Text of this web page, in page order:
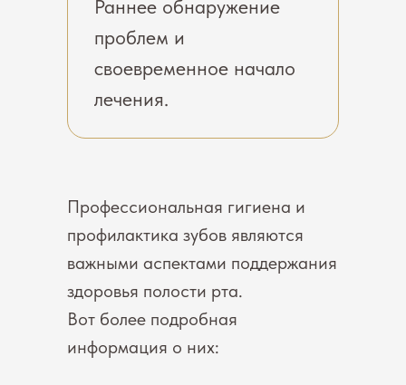
Раннее обнаружение
проблем и
своевременное начало
лечения.
Профессиональная гигиена и
профилактика зубов являются
важными аспектами поддержания
здоровья полости рта.
Вот более подробная
информация о них: